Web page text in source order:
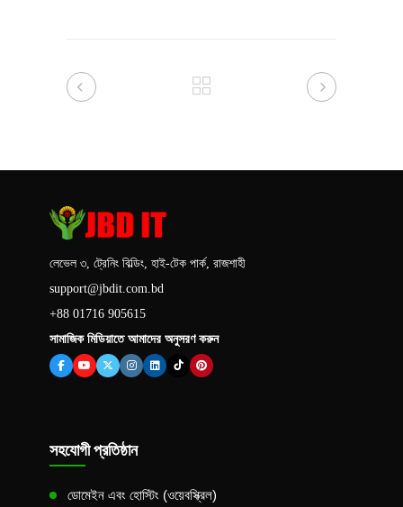
লেভেল ৩, ট্রেনিং বিল্ডিং, হাই-টেক পার্ক, রাজশাহী
support@jbdit.com.bd
+88 01716 905615
সামাজিক মিডিয়াতে আমাদের অনুসরণ করুন
সহযোগী প্রতিষ্ঠান
ডোমেইন এবং হোস্টিং (ওয়েবস্ক্রিল)